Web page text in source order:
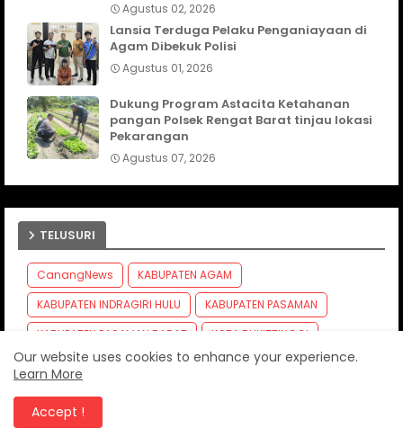
Agustus 02, 2026
Lansia Terduga Pelaku Penganiayaan di
Agam Dibekuk Polisi
Agustus 01, 2026
Dukung Program Astacita Ketahanan
pangan Polsek Rengat Barat tinjau lokasi
Pekarangan
Agustus 07, 2026
TELUSURI
CanangNews
KABUPATEN AGAM
KABUPATEN INDRAGIRI HULU
KABUPATEN PASAMAN
KABUPATEN PASAMAN BARAT
KOTA BUKITTINGGI
KOTA PADANG
KOTA PARIAMAN
KOTA PAYAKUMBUH
KRIMINAL
Kabupaten kepulauan Mentawai
Our website uses cookies to enhance your experience.
Learn More
Accept !